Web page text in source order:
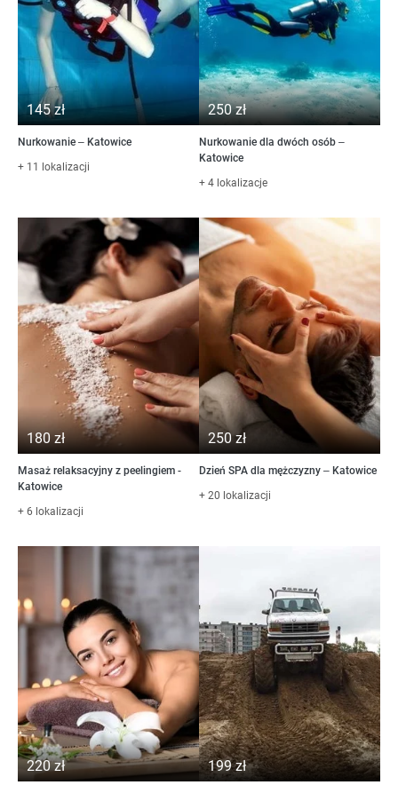
145 zł
Nurkowanie – Katowice
+ 11 lokalizacji
250 zł
Nurkowanie dla dwóch osób –
Katowice
+ 4 lokalizacje
180 zł
Masaż relaksacyjny z peelingiem -
Katowice
+ 6 lokalizacji
250 zł
Dzień SPA dla mężczyzny – Katowice
+ 20 lokalizacji
220 zł 199 zł